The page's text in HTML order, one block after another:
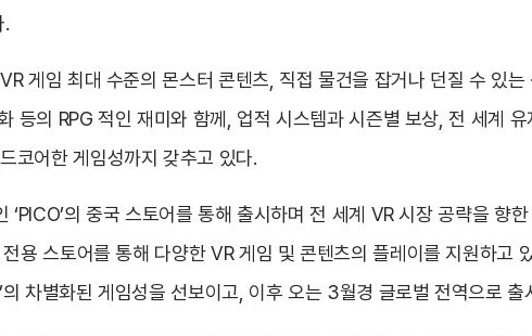
.
게임 최대 수준의 몬스터 콘텐츠, 직접 물건을 잡거나 던질 수 있
등의 RPG 적인 재미와 함께, 업적 시스템과 시즌별 보상, 전 세계
코어한 게임성까지 갖추고 있다.
‘PICO’의 중국 스토어를 통해 출시하며 전 세계 VR 시장 공략을 향
용 스토어를 통해 다양한 VR 게임 및 콘텐츠의 플레이를 지원하고
차별화된 게임성을 선보이고, 이후 오는 3월경 글로벌 전역으로 출